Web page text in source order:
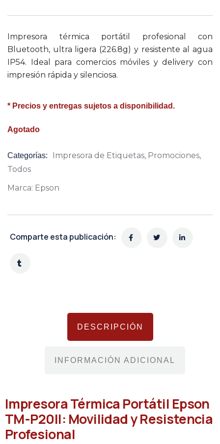
Impresora térmica portátil profesional con
Bluetooth, ultra ligera (226.8g) y resistente al agua
IP54. Ideal para comercios móviles y delivery con
impresión rápida y silenciosa.
* Precios y entregas sujetos a disponibilidad.
Agotado
Categorías: Impresora de Etiquetas, Promociones,
Todos
Marca: Epson
Comparte esta publicación:
DESCRIPCIÓN
INFORMACIÓN ADICIONAL
Impresora Térmica Portátil Epson
TM-P20II: Movilidad y Resistencia
Profesional